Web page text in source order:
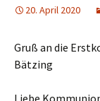
20. April 2020
Gruß an die
Bätzing